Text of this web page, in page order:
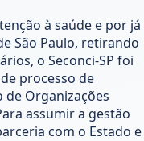
à saúde e por já
São Paulo, retirando
o Seconci-SP foi
processo de
Organizações
assumir a gestão
com o Estado e